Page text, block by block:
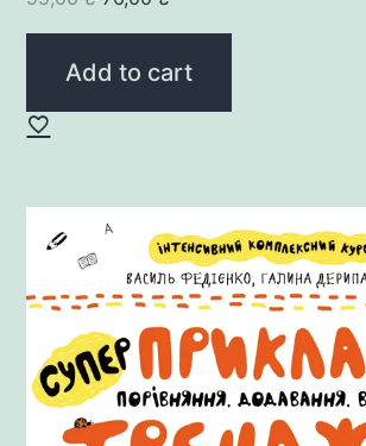
price
was:
price
is:
Add to cart